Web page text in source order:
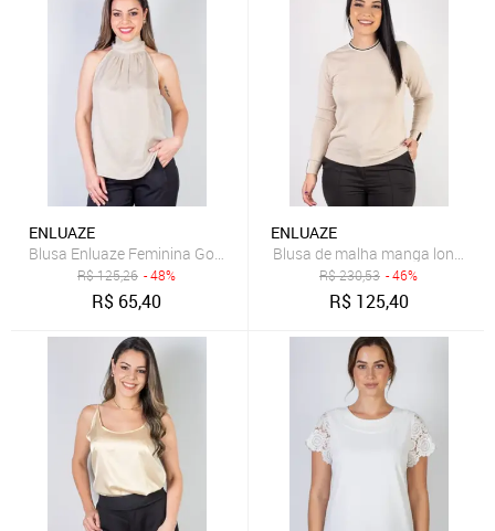
ENLUAZE
Blusa Enluaze Feminina Gola Alta Decote Halter Neck 51255 - Bege
R$125,26 - 48%
R$ 65,40
ENLUAZE
Blusa de malha manga longa
R$230,53 - 46%
R$ 125,40